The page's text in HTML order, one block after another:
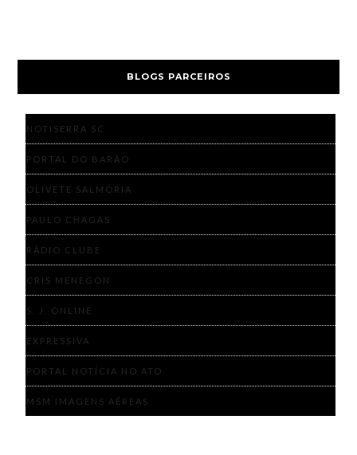
BLOGS PARCEIROS
NOTISERRA SC
PORTAL DO BARÃO
OLIVETE SALMÓRIA
PAULO CHAGAS
RÁDIO CLUBE
CRIS MENEGON
S. J. ONLINE
EXPRESSIVA
PORTAL NOTÍCIA NO ATO
MSM IMAGENS AÉREAS